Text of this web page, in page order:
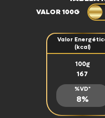
VALOR 100G
Valor
(kcal)
100g
167
%VD*
8%